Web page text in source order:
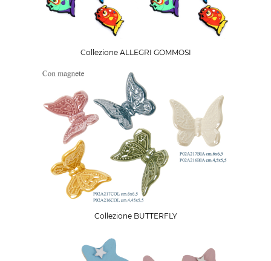
Collezione ALLEGRI GOMMOSI
Collezione BUTTERFLY